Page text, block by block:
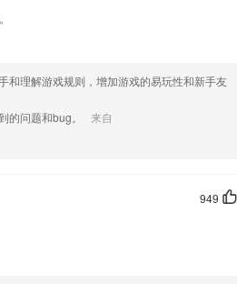
位教研人员完成
生随时随地浏览、查阅、学习的应用场
，为您提供全面的在线培训指南和丰富的学
；
和理解游戏规则，增加游戏的易玩性和新手友
的问题和bug。
来自
949